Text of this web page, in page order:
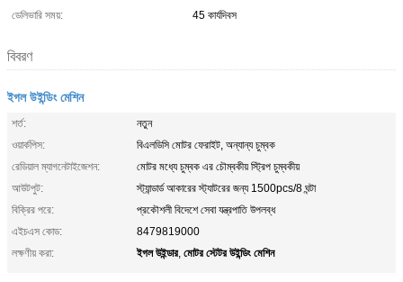
ডেলিভারি সময়:
45 কার্যদিবস
বিবরণ
ইগল উইন্ডিং মেশিন
শর্ত:
নতুন
ওয়ার্কপিস:
বিএলডিসি মোটর ফেরাইট, অন্যান্য চুম্বক
রেডিয়াল ম্যাগনেটাইজেশন:
মোটর মধ্যে চুম্বক এর চৌম্বকীয় স্ট্রিপ চুম্বকীয়
আউটপুট:
স্ট্যান্ডার্ড আকারের স্ট্যাটরের জন্য 1500pcs/8 ঘন্টা
বিক্রির পরে:
প্রকৌশলী বিদেশে সেবা যন্ত্রপাতি উপলব্ধ
এইচএস কোড:
8479819000
লক্ষণীয় করা:
ইগল উইন্ডার, মোটর স্টেটর উইন্ডিং মেশিন